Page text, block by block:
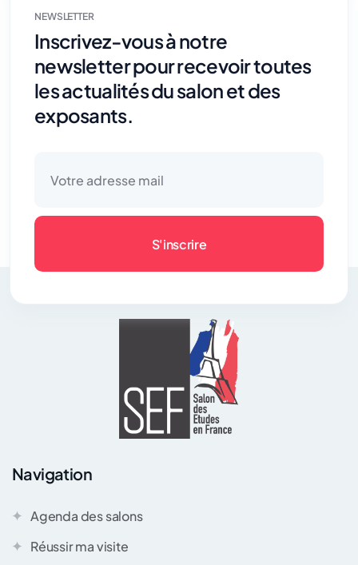
NEWSLETTER
Inscrivez-vous à notre
newsletter pour recevoir toutes
les actualités du salon et des
exposants.
S'inscrire
Navigation
Agenda des salons
Réussir ma visite